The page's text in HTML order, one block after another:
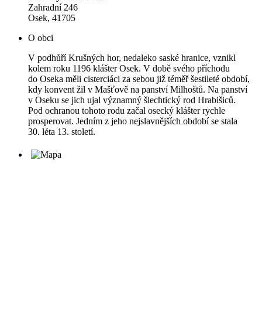
Zahradní 246
Osek, 41705
O obci
V podhůří Krušných hor, nedaleko saské hranice, vznikl
kolem roku 1196 klášter Osek. V době svého příchodu
do Oseka měli cisterciáci za sebou již téměř šestileté období,
kdy konvent žil v Mašťově na panství Milhoštů. Na panství
v Oseku se jich ujal významný šlechtický rod Hrabišiců.
Pod ochranou tohoto rodu začal osecký klášter rychle
prosperovat. Jedním z jeho nejslavnějších období se stala
30. léta 13. století.